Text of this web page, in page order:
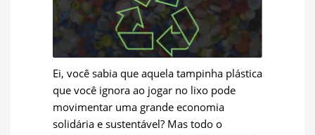
Ei, você sabia que aquela tampinha plástica
que você ignora ao jogar no lixo pode
movimentar uma grande economia
solidária e sustentável? Mas todo o